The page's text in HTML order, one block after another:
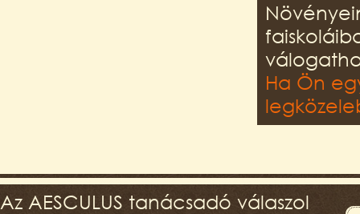
Ha Ön
Az AESCULUS tanácsadó válaszol